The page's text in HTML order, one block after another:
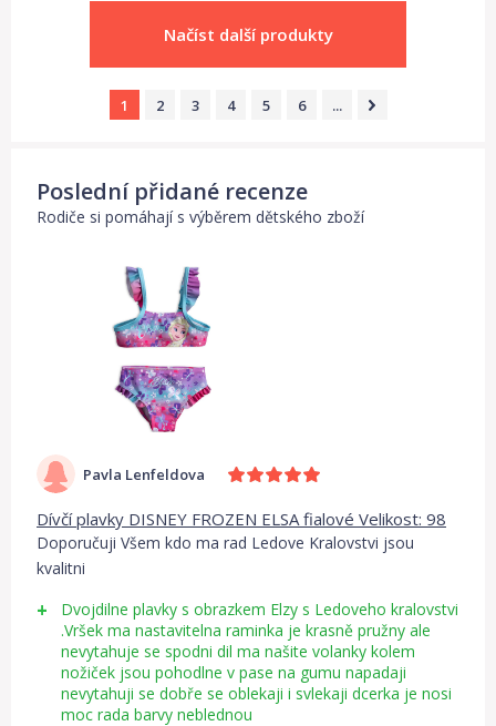
Načíst další produkty
1 2 3 4 5 6 ...
Poslední přidané recenze
Rodiče si pomáhají s výběrem dětského zboží
Pavla Lenfeldova
Dívčí plavky DISNEY FROZEN ELSA fialové Velikost: 98
Doporučuji Všem kdo ma rad Ledove Kralovstvi jsou
kvalitni
Dvojdilne plavky s obrazkem Elzy s Ledoveho kralovstvi
.Vršek ma nastavitelna raminka je krasně pružny ale
nevytahuje se spodni dil ma našite volanky kolem
nožiček jsou pohodlne v pase na gumu napadaji
nevytahuji se dobře se oblekaji i svlekaji dcerka je nosi
moc rada barvy neblednou